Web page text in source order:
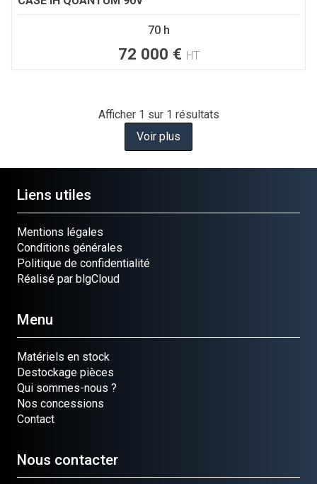
70 h
72 000 € HT
Afficher 1 sur 1 résultats
Voir plus
Liens utiles
Mentions légales
Conditions générales
Politique de confidentialité
Réalisé par blgCloud
Menu
Matériels en stock
Destockage pièces
Qui sommes-nous ?
Nos concessions
Contact
Nous contacter